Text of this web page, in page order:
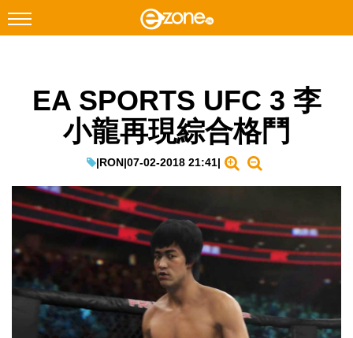
Facebook Instagram
遊戲動漫
教學評測
EduTech
IT Times
生成式AI與雲端應用
EA SPORTS UFC 3 李
小龍再現綜合格鬥
|RON|07-02-2018 21:41|